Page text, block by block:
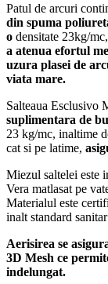
Patul de arcuri
din spuma
o densitate 23kg/
a atenua efortul
uzura plasei de
viata mare.
Salteaua Esclusivo
suplimentara de
23 kg/mc, inaltime
cat si pe latime,
Miezul saltelei este
Vera matlasat pe
Materialul este
inalt standard
Aerisirea se
3D Mesh ce
indelungat.